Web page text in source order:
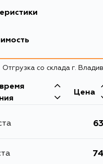
Крышка
(XA30)
ALA30, GSA33, ALA30L,
Отгрузка со склада г.
Цена